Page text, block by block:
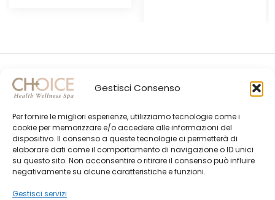
Gestisci Consenso
Per fornire le migliori esperienze, utilizziamo tecnologie come i
cookie per memorizzare e/o accedere alle informazioni del
dispositivo. Il consenso a queste tecnologie ci permetterà di
elaborare dati come il comportamento di navigazione o ID unici
su questo sito. Non acconsentire o ritirare il consenso può influire
negativamente su alcune caratteristiche e funzioni.
Gestisci servizi
Gli Ultimi Post
Choice Shop Newsletter